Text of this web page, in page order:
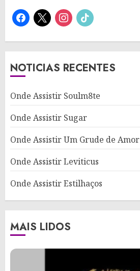
facebook
x instagram
tiktok
NOTICIAS RECENTES
Onde Assistir Soulm8te
Onde Assistir Sugar
Onde Assistir Um Grude de Amor
Onde Assistir Leviticus
Onde Assistir Estilhaços
MAIS LIDOS